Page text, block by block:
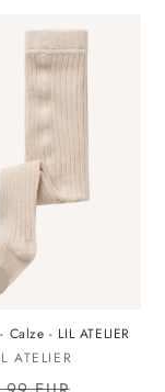
- LIL ATELIER
Fornitore:
ATELIER